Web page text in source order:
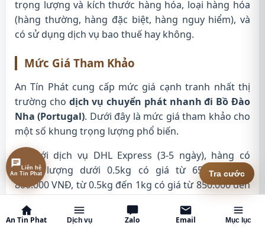
trọng lượng và kích thước hàng hóa, loại hàng hóa
(hàng thường, hàng đặc biệt, hàng nguy hiểm), và
có sử dụng dịch vụ bao thuế hay không.
Mức Giá Tham Khảo
An Tín Phát cung cấp mức giá cạnh tranh nhất thị
trường cho dịch vụ chuyển phát nhanh đi Bồ Đào
Nha (Portugal). Dưới đây là mức giá tham khảo cho
một số khung trọng lượng phổ biến.
Đối với dịch vụ DHL Express (3-5 ngày), hàng có
trọng lượng dưới 0.5kg có giá từ 650.000 đến
800.000 VNĐ, từ 0.5kg đến 1kg có giá từ 850.000 đến
1.000.000 VNĐ, từ 1kg đến 2kg có giá từ 1.100.000
đến 1.400.000 VNĐ, từ 2kg đến 5kg có giá từ
1.600.000 đến 2.500.000 VNĐ, từ 5kg đến 10kg có giá
An Tin Phat Dịch vụ Zalo Email Mục lục
Tra cước
Liên hệ
An Tin Phat